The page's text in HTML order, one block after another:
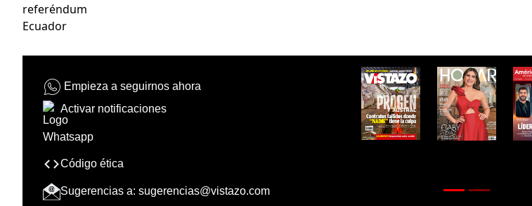
referéndum
Ecuador
Empieza a seguirnos ahora
Activar notificaciones
Código ética
Sugerencias a: sugerencias@vistazo.com